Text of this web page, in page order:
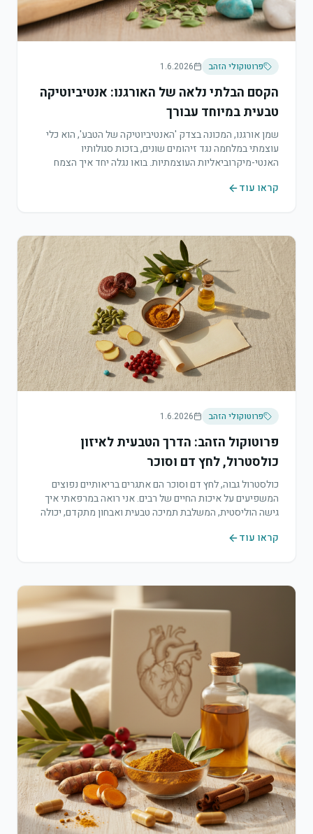
פרוטוקולי הזהב 1.6.2026
הקסם הבלתי נלאה של האורגנו: אנטיביוטיקה
טבעית במיוחד עבורך
שמן אורגנו, המכונה בצדק 'האנטיביוטיקה של הטבע', הוא כלי
עוצמתי במלחמה נגד זיהומים שונים, בזכות סגולותיו
האנטי-מיקרוביאליות העוצמתיות. בואו נגלה יחד איך הצמח
מגוון רחב של בעיות בריאותיות.
קראו עוד
פרוטוקולי הזהב 1.6.2026
פרוטוקול הזהב: הדרך הטבעית לאיזון
כולסטרול, לחץ דם וסוכר
כולסטרול גבוה, לחץ דם וסוכר הם אתגרים בריאותיים נפוצים
המשפיעים על איכות החיים של רבים. אני רואה במרפאתי איך
גישה הוליסטית, המשלבת תמיכה טבעית ואבחון מתקדם, יכולה
קראו עוד